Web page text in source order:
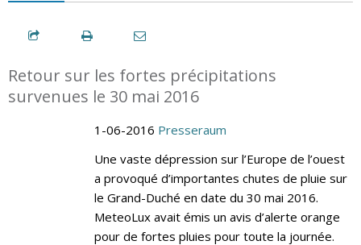
Retour sur les fortes précipitations
survenues le 30 mai 2016
1-06-2016 Presseraum
Une vaste dépression sur l’Europe de l’ouest
a provoqué d’importantes chutes de pluie sur
le Grand-Duché en date du 30 mai 2016.
MeteoLux avait émis un avis d’alerte orange
pour de fortes pluies pour toute la journée.